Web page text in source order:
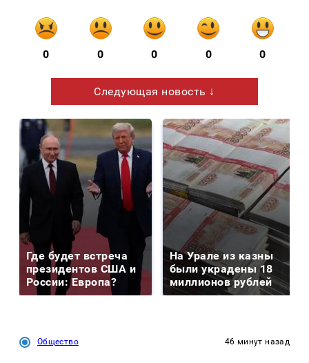
0 0 0 0 0
Следующая новость ↓
Где будет встреча
президентов США и
России: Европа?
На Урале из казны
были украдены 18
миллионов рублей
Общество 46 минут назад